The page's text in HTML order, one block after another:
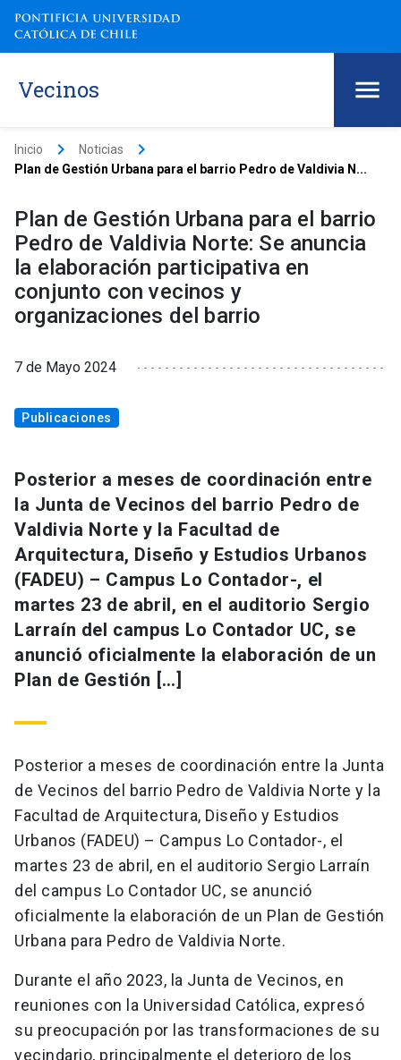
Vecinos
Inicio keyboard_arrow_right Noticias keyboard_arrow_right
Plan de Gestión Urbana para el barrio Pedro de Valdivia N...
Plan de Gestión Urbana para el barrio
Pedro de Valdivia Norte: Se anuncia
la elaboración participativa en
conjunto con vecinos y
organizaciones del barrio
7 de Mayo 2024
Publicaciones
Posterior a meses de coordinación entre
la Junta de Vecinos del barrio Pedro de
Valdivia Norte y la Facultad de
Arquitectura, Diseño y Estudios Urbanos
(FADEU) – Campus Lo Contador-, el
martes 23 de abril, en el auditorio Sergio
Larraín del campus Lo Contador UC, se
anunció oficialmente la elaboración de un
Plan de Gestión […]
Posterior a meses de coordinación entre la Junta
de Vecinos del barrio Pedro de Valdivia Norte y la
Facultad de Arquitectura, Diseño y Estudios
Urbanos (FADEU) – Campus Lo Contador-, el
martes 23 de abril, en el auditorio Sergio Larraín
del campus Lo Contador UC, se anunció
oficialmente la elaboración de un Plan de Gestión
Urbana para Pedro de Valdivia Norte.
Durante el año 2023, la Junta de Vecinos, en
reuniones con la Universidad Católica, expresó
su preocupación por las transformaciones de su
vecindario, principalmente el deterioro de los